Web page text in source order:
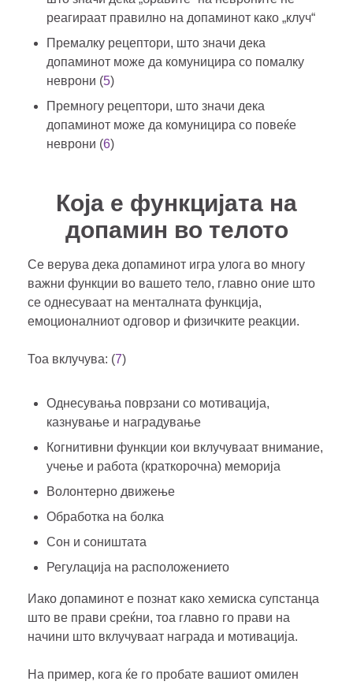
реагираат правилно на допаминот како „клуч“
Премалку рецептори, што значи дека
допаминот може да комуницира со помалку
неврони (5)
Премногу рецептори, што значи дека
допаминот може да комуницира со повеќе
неврони (6)
Која е функцијата на
допамин во телото
Се верува дека допаминот игра улога во многу
важни функции во вашето тело, главно оние што
се однесуваат на менталната функција,
емоционалниот одговор и физичките реакции.
Тоа вклучува: (7)
Однесувања поврзани со мотивација,
казнување и наградување
Когнитивни функции кои вклучуваат внимание,
учење и работа (краткорочна) меморија
Волонтерно движење
Обработка на болка
Сон и соништата
Регулација на расположението
Иако допаминот е познат како хемиска супстанца
што ве прави среќни, тоа главно го прави на
начини што вклучуваат награда и мотивација.
На пример, кога ќе го пробате вашиот омилен